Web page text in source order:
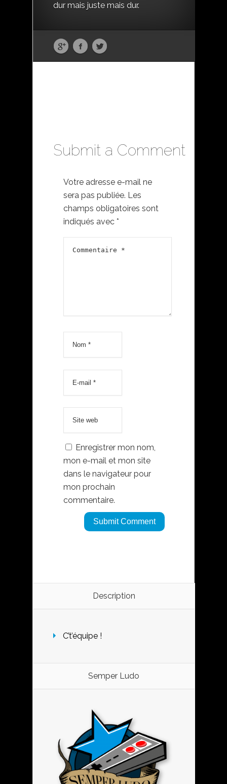
dur mais juste mais dur.
Submit a Comment
Votre adresse e-mail ne
sera pas publiée. Les
champs obligatoires sont
indiqués avec *
Enregistrer mon nom,
mon e-mail et mon site
dans le navigateur pour
mon prochain
commentaire.
Description
C’t’équipe !
Semper Ludo